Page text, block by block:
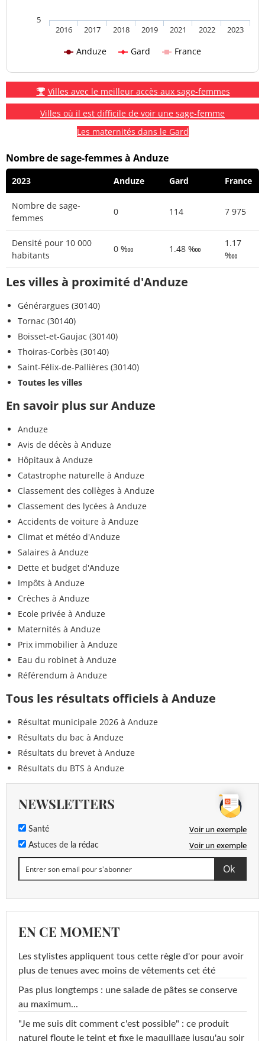
Anduze Gard France
2016 2017 2018 2019 2021 2022 2023
5
Villes avec le meilleur accès aux sage-femmes
Villes où il est difficile de voir une sage-femme
Les maternités dans le Gard
Nombre de sage-femmes à Anduze
2023 Anduze Gard France
Nombre de sage-
femmes
0 114 7 975
Densité pour 10 000
habitants
0 ‱ 1.48 ‱
1.17
‱
Les villes à proximité d'Anduze
Générargues (30140)
Tornac (30140)
Boisset-et-Gaujac (30140)
Thoiras-Corbès (30140)
Saint-Félix-de-Pallières (30140)
Toutes les villes
En savoir plus sur Anduze
Anduze
Avis de décès à Anduze
Hôpitaux à Anduze
Catastrophe naturelle à Anduze
Classement des collèges à Anduze
Classement des lycées à Anduze
Accidents de voiture à Anduze
Climat et météo d'Anduze
Salaires à Anduze
Dette et budget d'Anduze
Impôts à Anduze
Crèches à Anduze
Ecole privée à Anduze
Maternités à Anduze
Prix immobilier à Anduze
Eau du robinet à Anduze
Référendum à Anduze
Tous les résultats officiels à Anduze
Résultat municipale 2026 à Anduze
Résultats du bac à Anduze
Résultats du brevet à Anduze
Résultats du BTS à Anduze
NEWSLETTERS
Santé Voir un exemple
Astuces de la rédac Voir un exemple
EN CE MOMENT
Les stylistes appliquent tous cette règle d'or pour avoir
plus de tenues avec moins de vêtements cet été
Pas plus longtemps : une salade de pâtes se conserve
au maximum...
"Je me suis dit comment c'est possible" : ce produit
naturel floute le teint et fixe le maquillage jusqu'au soir